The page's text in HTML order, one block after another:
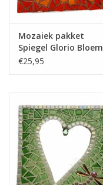
Mozaiek pakket
Spiegel Glorio Bloem
Rood
€25,95